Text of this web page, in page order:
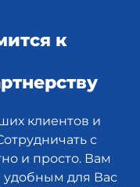
к
клиентов и
с
и просто. Вам
удобным для Вас